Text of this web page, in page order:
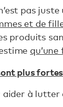
pas
et de
produits
plus
à lutter